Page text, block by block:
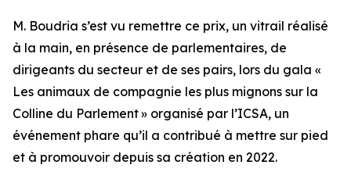
M. Boudria s’est vu remettre ce prix, un vitrail réalisé
à la main, en présence de parlementaires, de
dirigeants du secteur et de ses pairs, lors du gala «
Les animaux de compagnie les plus mignons sur la
Colline du Parlement » organisé par l’ICSA, un
événement phare qu’il a contribué à mettre sur pied
et à promouvoir depuis sa création en 2022.